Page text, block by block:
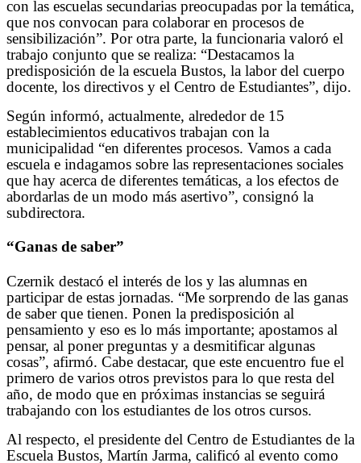
con las escuelas secundarias preocupadas por la temática,
que nos convocan para colaborar en procesos de
sensibilización”. Por otra parte, la funcionaria valoró el
trabajo conjunto que se realiza: “Destacamos la
predisposición de la escuela Bustos, la labor del cuerpo
docente, los directivos y el Centro de Estudiantes”, dijo.
Según informó, actualmente, alrededor de 15
establecimientos educativos trabajan con la
municipalidad “en diferentes procesos. Vamos a cada
escuela e indagamos sobre las representaciones sociales
que hay acerca de diferentes temáticas, a los efectos de
abordarlas de un modo más asertivo”, consignó la
subdirectora.
“Ganas de saber”
Czernik destacó el interés de los y las alumnas en
participar de estas jornadas. “Me sorprendo de las ganas
de saber que tienen. Ponen la predisposición al
pensamiento y eso es lo más importante; apostamos al
pensar, al poner preguntas y a desmitificar algunas
cosas”, afirmó. Cabe destacar, que este encuentro fue el
primero de varios otros previstos para lo que resta del
año, de modo que en próximas instancias se seguirá
trabajando con los estudiantes de los otros cursos.
Al respecto, el presidente del Centro de Estudiantes de la
Escuela Bustos, Martín Jarma, calificó al evento como